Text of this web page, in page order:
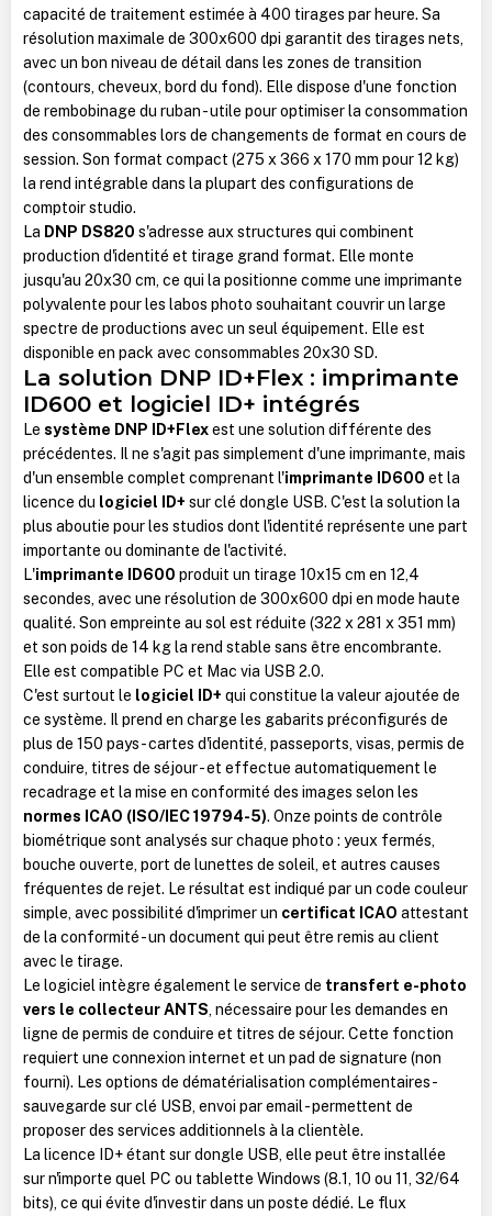
capacité de traitement estimée à 400 tirages par heure. Sa
résolution maximale de 300x600 dpi garantit des tirages nets,
avec un bon niveau de détail dans les zones de transition
(contours, cheveux, bord du fond). Elle dispose d'une fonction
de rembobinage du ruban - utile pour optimiser la consommation
des consommables lors de changements de format en cours de
session. Son format compact (275 x 366 x 170 mm pour 12 kg)
la rend intégrable dans la plupart des configurations de
comptoir studio.
La DNP DS820 s'adresse aux structures qui combinent
production d'identité et tirage grand format. Elle monte
jusqu'au 20x30 cm, ce qui la positionne comme une imprimante
polyvalente pour les labos photo souhaitant couvrir un large
spectre de productions avec un seul équipement. Elle est
disponible en pack avec consommables 20x30 SD.
La solution DNP ID+Flex : imprimante
ID600 et logiciel ID+ intégrés
Le système DNP ID+Flexest une solution différente des
précédentes. Il ne s'agit pas simplement d'une imprimante, mais
d'un ensemble complet comprenant l'imprimante ID600 et la
licence du logiciel ID+ sur clé dongle USB. C'est la solution la
plus aboutie pour les studios dont l'identité représente une part
importante ou dominante de l'activité.
L'imprimante ID600 produit un tirage 10x15 cm en 12,4
secondes, avec une résolution de 300x600 dpi en mode haute
qualité. Son empreinte au sol est réduite (322 x 281 x 351 mm)
et son poids de 14 kg la rend stable sans être encombrante.
Elle est compatible PC et Mac via USB 2.0.
C'est surtout le logiciel ID+ qui constitue la valeur ajoutée de
ce système. Il prend en charge les gabarits préconfigurés de
plus de 150 pays - cartes d'identité, passeports, visas, permis de
conduire, titres de séjour - et effectue automatiquement le
recadrage et la mise en conformité des images selon les
normes ICAO (ISO/IEC 19794-5). Onze points de contrôle
biométrique sont analysés sur chaque photo : yeux fermés,
bouche ouverte, port de lunettes de soleil, et autres causes
fréquentes de rejet. Le résultat est indiqué par un code couleur
simple, avec possibilité d'imprimer un certificat ICAO attestant
de la conformité - un document qui peut être remis au client
avec le tirage.
Le logiciel intègre également le service de transfert e-photo
vers le collecteur ANTS, nécessaire pour les demandes en
ligne de permis de conduire et titres de séjour. Cette fonction
requiert une connexion internet et un pad de signature (non
fourni). Les options de dématérialisation complémentaires -
sauvegarde sur clé USB, envoi par email - permettent de
proposer des services additionnels à la clientèle.
La licence ID+ étant sur dongle USB, elle peut être installée
sur n'importe quel PC ou tablette Windows (8.1, 10 ou 11, 32/64
bits), ce qui évite d'investir dans un poste dédié. Le flux